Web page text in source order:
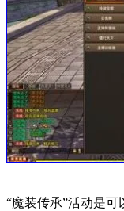
“魔装传承”活动是